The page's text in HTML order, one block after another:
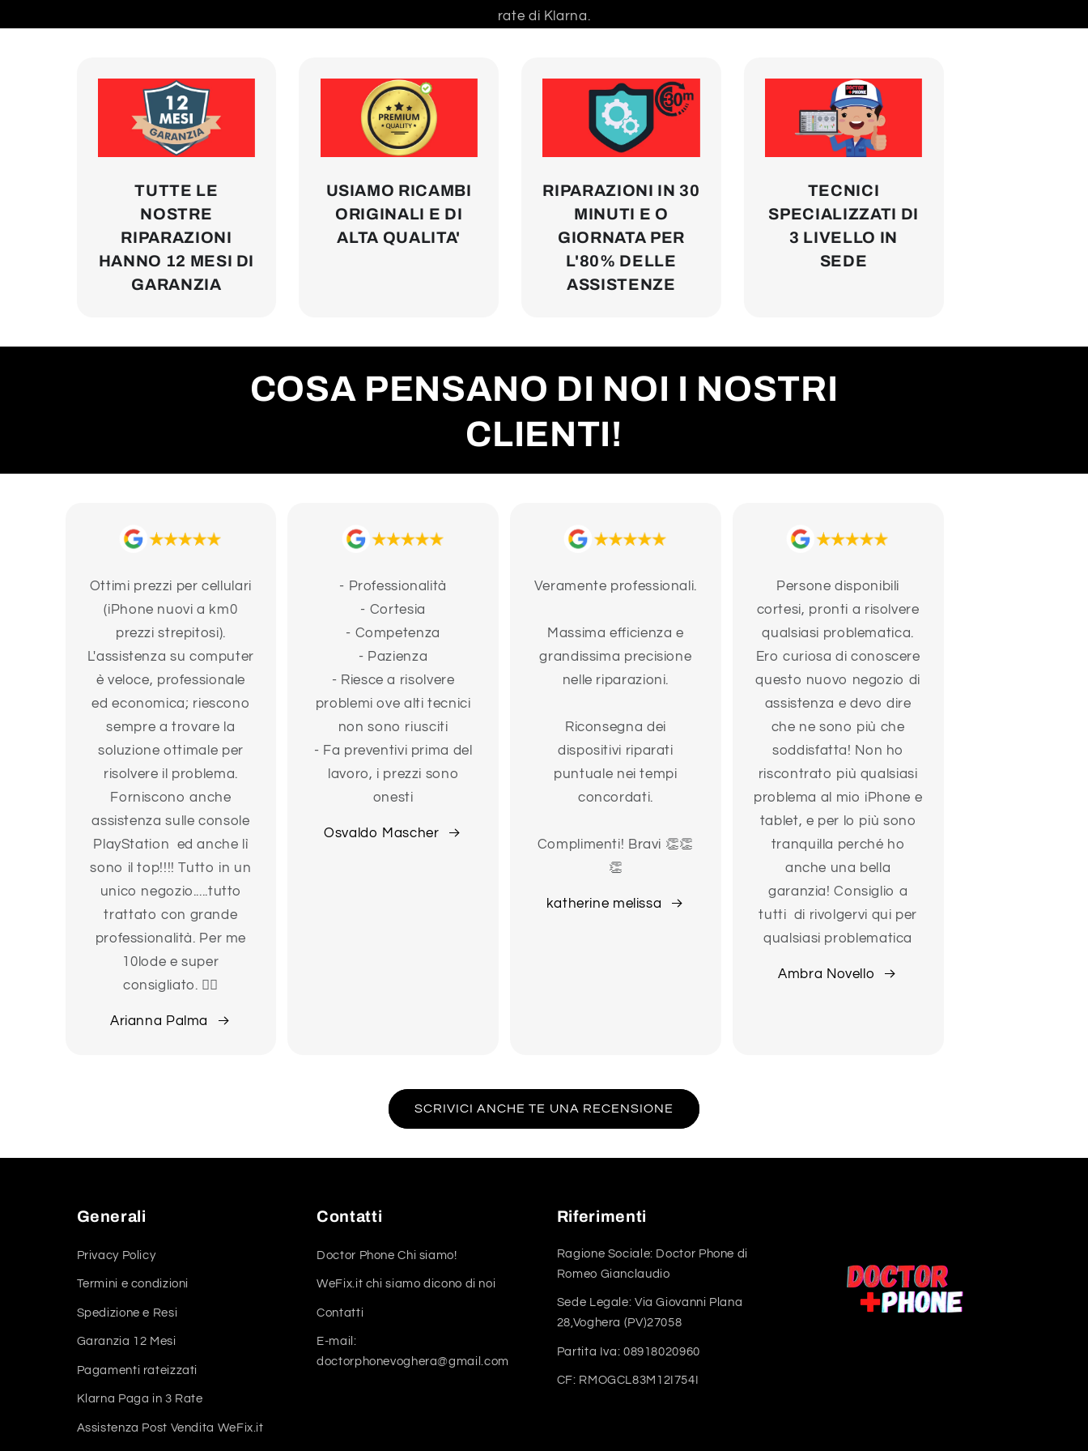
rate di Klarna.
TUTTE LE
NOSTRE
RIPARAZIONI
HANNO 12 MESI DI
GARANZIA
USIAMO RICAMBI
ORIGINALI E DI
ALTA QUALITA'
RIPARAZIONI IN 30
MINUTI E O
GIORNATA PER
L'80% DELLE
ASSISTENZE
TECNICI
SPECIALIZZATI DI
3 LIVELLO IN
SEDE
COSA PENSANO DI NOI I NOSTRI
CLIENTI!
Ottimi prezzi per cellulari
(iPhone nuovi a km0
prezzi strepitosi).
L'assistenza su computer
è veloce, professionale
ed economica; riescono
sempre a trovare la
soluzione ottimale per
risolvere il problema.
Forniscono anche
assistenza sulle console
PlayStation ed anche lì
sono il top!!!! Tutto in un
unico negozio.....tutto
trattato con grande
professionalità. Per me
10lode e super
consigliato. 👍🏻
Arianna Palma
- Professionalità
- Cortesia
- Competenza
- Pazienza
- Riesce a risolvere
problemi ove alti tecnici
non sono riusciti
- Fa preventivi prima del
lavoro, i prezzi sono
onesti
Osvaldo Mascher
Veramente professionali.
Massima efficienza e
grandissima precisione
nelle riparazioni.
Riconsegna dei
dispositivi riparati
puntuale nei tempi
concordati.
Complimenti! Bravi 👏👏
👏
katherine melissa
Persone disponibili
cortesi, pronti a risolvere
qualsiasi problematica.
Ero curiosa di conoscere
questo nuovo negozio di
assistenza e devo dire
che ne sono più che
soddisfatta! Non ho
riscontrato più qualsiasi
problema al mio iPhone e
tablet, e per lo più sono
tranquilla perché ho
anche una bella
garanzia! Consiglio a
tutti di rivolgervi qui per
qualsiasi problematica
Ambra Novello
SCRIVICI ANCHE TE UNA RECENSIONE
Generali
Privacy Policy
Termini e condizioni
Spedizione e Resi
Garanzia 12 Mesi
Pagamenti rateizzati
Klarna Paga in 3 Rate
Assistenza Post Vendita WeFix.it
Contatti
Doctor Phone Chi siamo!
WeFix.it chi siamo dicono di noi
Contatti
E-mail:
doctorphonevoghera@gmail.com
Riferimenti
Ragione Sociale: Doctor Phone di
Romeo Gianclaudio
Sede Legale: Via Giovanni Plana
28,Voghera (PV)27058
Partita Iva: 08918020960
CF: RMOGCL83M12I754I